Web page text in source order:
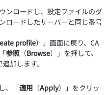
ンロードし、設定ファイルのダ
ロードしたサーバーと同じ番号
profile）」画面に戻り、CA
参照 （Browse）」を押して、
加します。
、「適用 （Apply）」をクリッ